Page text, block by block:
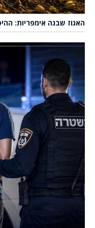
האגוז שבנה אימפריות: